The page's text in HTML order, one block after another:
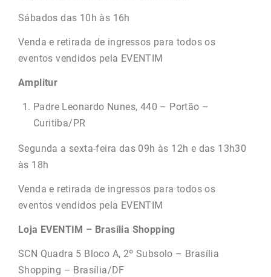
Sábados das 10h às 16h
Venda e retirada de ingressos para todos os
eventos vendidos pela EVENTIM
Amplitur
Padre Leonardo Nunes, 440 – Portão –
Curitiba/PR
Segunda a sexta-feira das 09h às 12h e das 13h30
às 18h
Venda e retirada de ingressos para todos os
eventos vendidos pela EVENTIM
Loja EVENTIM – Brasília Shopping
SCN Quadra 5 Bloco A, 2º Subsolo – Brasília
Shopping – Brasília/DF